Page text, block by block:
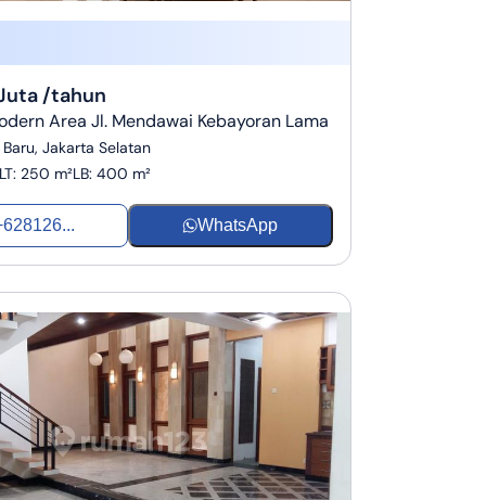
/tahun
Area Jl. Mendawai Kebayoran Lama
Jakarta Selatan
: 250 m²LB: 400 m²
WhatsApp